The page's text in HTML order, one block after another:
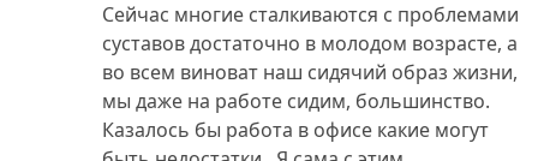
Сейчас многие сталкиваются с проблемами
суставов достаточно в молодом возрасте, а
во всем виноват наш сидячий образ жизни,
мы даже на работе сидим, большинство.
Казалось бы работа в офисе какие могут